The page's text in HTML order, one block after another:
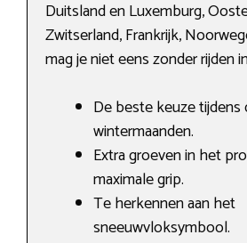
Duitsland en Luxemburg,
Zwitserland, Frankrijk,
mag je niet eens zonder rijden
De beste keuze tijdens
wintermaanden.
Extra groeven in het
maximale grip.
Te herkennen aan het
sneeuwvloksymbool.